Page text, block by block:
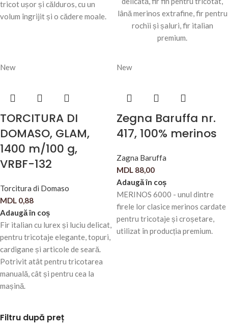
Filtru după preț
tricot ușor și călduros, cu un
volum îngrijit și o cădere moale.
lână merinos extrafine, fir pentru
rochii și șaluri, fir italian
premium.
New
TORCITURA DI
DOMASO, GLAM,
1400 m/100 g,
VRBF-132
Torcitura di Domaso
MDL 0,88
Adaugă în coș
Fir italian cu lurex și luciu delicat,
pentru tricotaje elegante, topuri,
cardigane și articole de seară.
Potrivit atât pentru tricotarea
manuală, cât și pentru cea la
mașină.
New
Zegna Baruffa nr.
417, 100% merinos
Zagna Baruffa
MDL 88,00
Adaugă în coș
MERINOS 6000 - unul dintre
firele lor clasice merinos cardate
pentru tricotaje și croșetare,
utilizat în producția premium.